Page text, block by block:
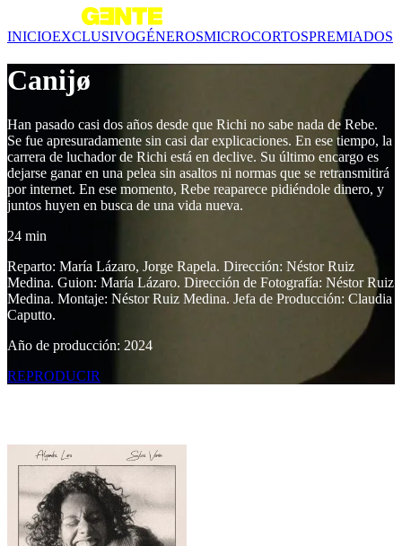
INICIOEXCLUSIVOGÉNEROSMICROCORTOSPREMIADOS
Canijø
Han pasado casi dos años desde que Richi no sabe nada de Rebe.
Se fue apresuradamente sin casi dar explicaciones. En ese tiempo, la
carrera de luchador de Richi está en declive. Su último encargo es
dejarse ganar en una pelea sin asaltos ni normas que se retransmitirá
por internet. En ese momento, Rebe reaparece pidiéndole dinero, y
juntos huyen en busca de una vida nueva.
24 min
Reparto: María Lázaro, Jorge Rapela. Dirección: Néstor Ruiz
Medina. Guion: María Lázaro. Dirección de Fotografía: Néstor Ruiz
Medina. Montaje: Néstor Ruiz Medina. Jefa de Producción: Claudia
Caputto.
Año de producción: 2024
REPRODUCIR